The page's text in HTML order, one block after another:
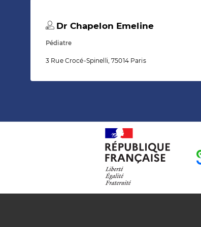
Dr Chapelon Emeline
Pédiatre
3 Rue Crocé-Spinelli, 75014 Paris